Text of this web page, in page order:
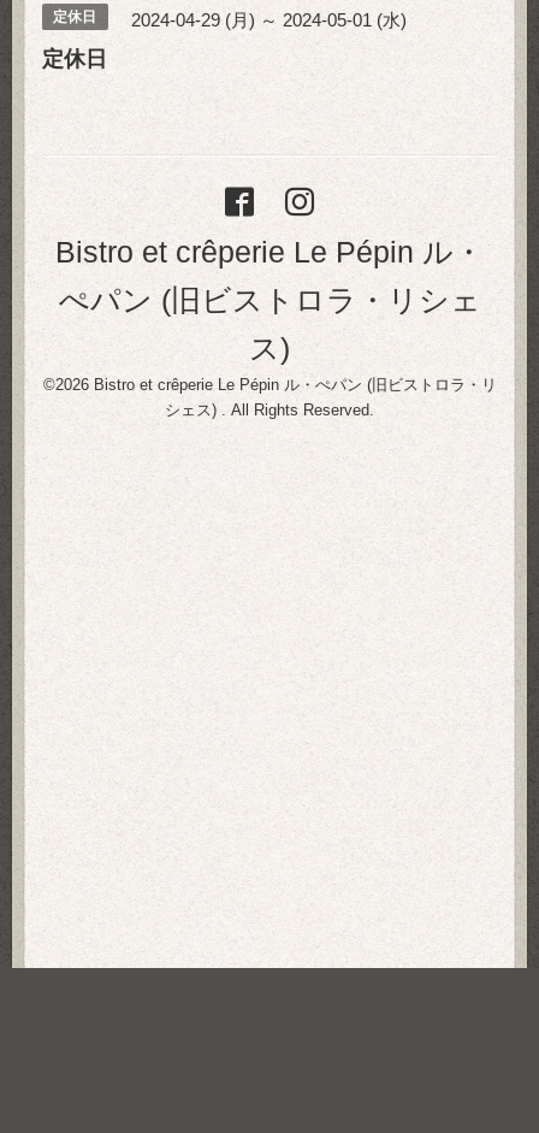
定休日 2024-04-29 (月) ～ 2024-05-01 (水)
定休日
Bistro et crêperie Le Pépin ル・
ぺパン (旧ビストロラ・リシェ
ス)
©2026 Bistro et crêperie Le Pépin ル・ぺパン (旧ビストロラ・リ
シェス)
. All Rights Reserved.